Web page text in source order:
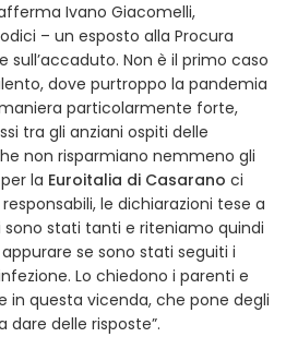
Ivano Giacomelli,
– un esposto alla Procura
Non è il primo caso
dove purtroppo la pandemia
particolarmente forte,
tra gli anziani ospiti delle
non risparmiano nemmeno gli
la Euroitalia di Casarano ci
le dichiarazioni tese a
sono stati tanti e riteniamo quindi
se sono stati seguiti i
Lo chiedono i parenti e
in questa vicenda, che pone degli
delle risposte”.